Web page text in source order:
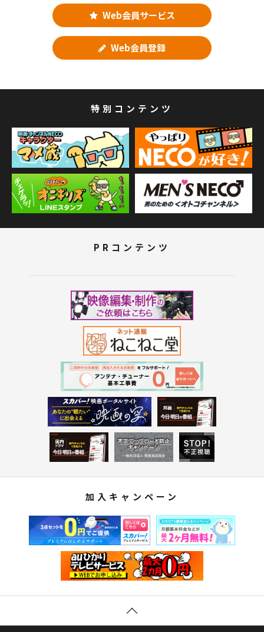
Web会員サービス
Web会員登録
特別コンテンツ
PRコンテンツ
加入キャンペーン